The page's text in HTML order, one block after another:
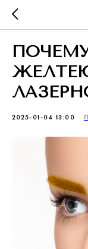
2025-01-04 13:00